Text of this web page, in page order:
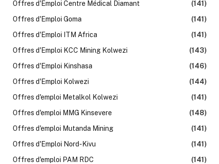
Offres d'Emploi Centre Médical Diamant
(141)
Offres d'Emploi Goma
(141)
Offres d'Emploi ITM Africa
(141)
Offres d'Emploi KCC Mining Kolwezi
(143)
Offres d'Emploi Kinshasa
(146)
Offres d'Emploi Kolwezi
(144)
Offres d'emploi Metalkol Kolwezi
(141)
Offres d'emploi MMG Kinsevere
(148)
Offres d'emploi Mutanda Mining
(141)
Offres d'Emploi Nord-Kivu
(141)
Offres d'emploi PAM RDC
(141)